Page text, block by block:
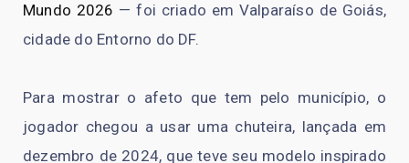
Mundo 2026 — foi criado em Valparaíso de Goiás,
cidade do Entorno do DF.
Para mostrar o afeto que tem pelo município, o
jogador chegou a usar uma chuteira, lançada em
dezembro de 2024, que teve seu modelo inspirado